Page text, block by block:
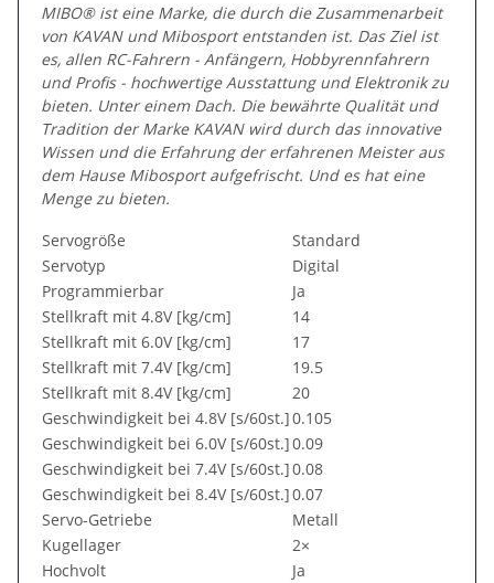
MIBO® ist eine Marke, die durch die Zusammenarbeit
von KAVAN und Mibosport entstanden ist. Das Ziel ist
es, allen RC-Fahrern - Anfängern, Hobbyrennfahrern
und Profis - hochwertige Ausstattung und Elektronik zu
bieten. Unter einem Dach. Die bewährte Qualität und
Tradition der Marke KAVAN wird durch das innovative
Wissen und die Erfahrung der erfahrenen Meister aus
dem Hause Mibosport aufgefrischt. Und es hat eine
Menge zu bieten.
Servogröße
Standard
Servotyp
Digital
Programmierbar
Ja
Stellkraft mit 4.8V [kg/cm]
14
Stellkraft mit 6.0V [kg/cm]
17
Stellkraft mit 7.4V [kg/cm]
19.5
Stellkraft mit 8.4V [kg/cm]
20
Geschwindigkeit bei 4.8V [s/60st.]0.105
Geschwindigkeit bei 6.0V [s/60st.]0.09
Geschwindigkeit bei 7.4V [s/60st.]0.08
Geschwindigkeit bei 8.4V [s/60st.]0.07
Servo-Getriebe
Metall
Kugellager
2×
Hochvolt
Ja